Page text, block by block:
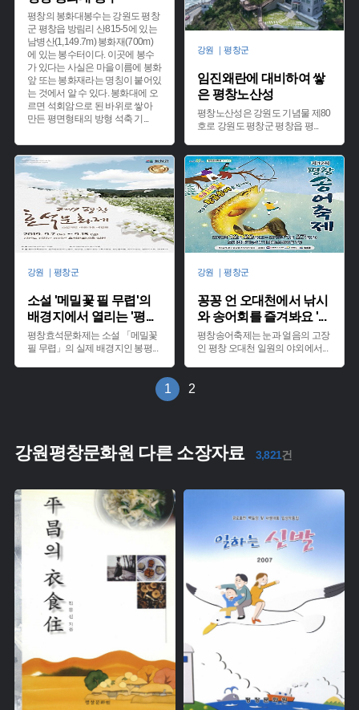
평창의 봉화대봉수는 강원도 평창
군 평창읍 방림리 산815-5에 있는
남병산(1,149.7m) 봉화재(700m)
에 있는 봉수터이다. 이곳에 봉수
가 있다는 사실은 마을이름에 봉화
앞 또는 봉화재라는 명칭이 붙어있
는 것에서 알 수 있다. 봉화대에 오
르면 석회암으로 된 바위로 쌓아
만든 평면형태의 방형 석축 기 ...
강원 ｜평창군
임진왜란에 대비하여 쌓
은 평창노산성
평창노산성은 강원도 기념물 제80
호로 강원도 평창군 평창읍 평...
강원 ｜평창군
소설 '메밀꽃 필 무렵'의
배경지에서 열리는 '평...
평창효석문화제는 소설 「메밀꽃
필 무렵」의 실제 배경지인 봉평...
강원 ｜평창군
꽁꽁 언 오대천에서 낚시
와 송어회를 즐겨봐요 '...
평창송어축제는 눈과 얼음의 고장
인 평창 오대천 일원의 야외에서...
1 2
강원평창문화원 다른 소장자료 3,821건
주제 :
유형 :
소장 :
주제 :
생산 :
소장 :